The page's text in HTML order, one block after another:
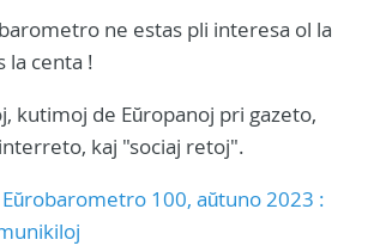
ne estas pli interesa ol la
la centa !
kutimoj de Eŭropanoj pri gazeto,
kaj "sociaj retoj".
100, aŭtuno 2023 :